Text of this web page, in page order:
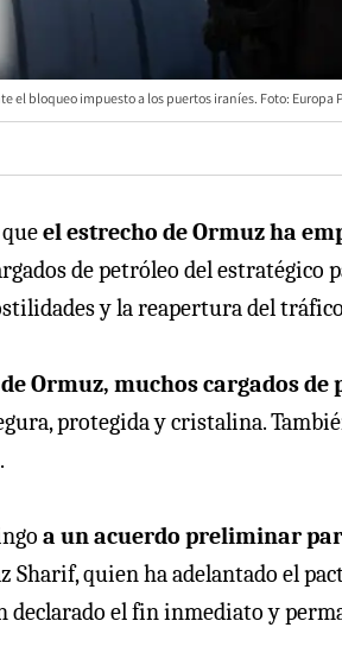
bloqueo impuesto a los puertos iraníes. Foto: Europa
el estrecho de Ormuz ha
de petróleo del estratégico
y la reapertura del
Ormuz, muchos cargados de
protegida y cristalina.
a un acuerdo preliminar
quien ha adelantado el
declarado el fin inmediato y